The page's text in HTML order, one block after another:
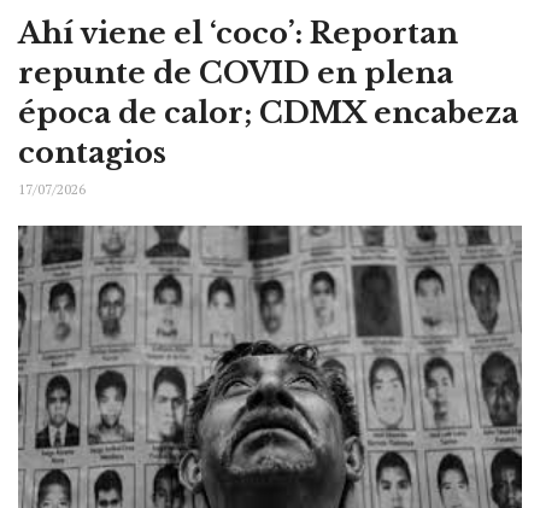
Ahí viene el ‘coco’: Reportan
repunte de COVID en plena
época de calor; CDMX encabeza
contagios
17/07/2026